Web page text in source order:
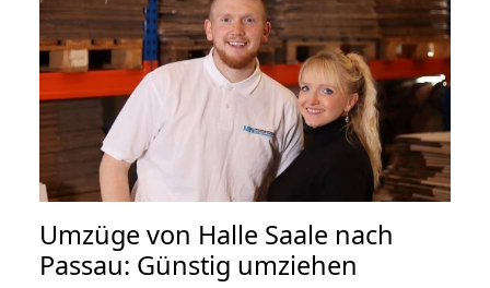
Umzüge von Halle Saale nach
Passau: Günstig umziehen